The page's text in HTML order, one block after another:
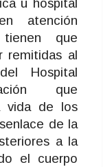
u hospital
atención
que
remitidas al
Hospital
que
vida de los
de la
a la
el cuerpo